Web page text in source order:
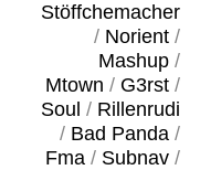
Stöffchemacher
/ Norient/
Mashup/
Mtown / G3rst/
Soul / Rillenrudi
/ Bad Panda/
Fma/ Subnav/